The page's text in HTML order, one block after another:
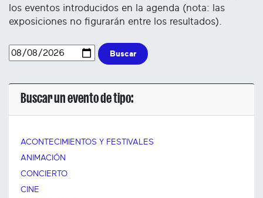
los eventos introducidos en la agenda (nota: las
exposiciones no figurarán entre los resultados).
Buscar
Buscar un evento de tipo:
ACONTECIMIENTOS Y FESTIVALES
ANIMACIÓN
CONCIERTO
CINE